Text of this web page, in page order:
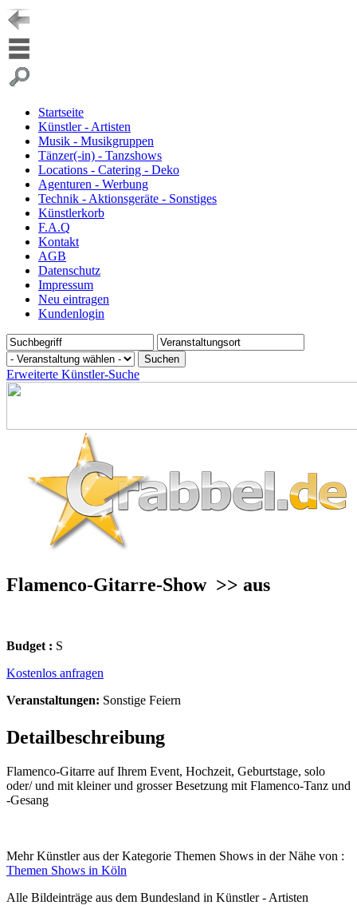
Startseite
Künstler - Artisten
Musik - Musikgruppen
Tänzer(-in) - Tanzshows
Locations - Catering - Deko
Agenturen - Werbung
Technik - Aktionsgeräte - Sonstiges
Künstlerkorb
F.A.Q
Kontakt
AGB
Datenschutz
Impressum
Neu eintragen
Kundenlogin
Erweiterte Künstler-Suche
Flamenco-Gitarre-Show >> aus
Budget : S
Kostenlos anfragen
Veranstaltungen: Sonstige Feiern
Detailbeschreibung
Flamenco-Gitarre auf Ihrem Event, Hochzeit, Geburtstage, solo
oder/ und mit kleiner und grosser Besetzung mit Flamenco-Tanz und
-Gesang
Mehr Künstler aus der Kategorie Themen Shows in der Nähe von :
Themen Shows in Köln
Alle Bildeinträge aus dem Bundesland in Künstler - Artisten